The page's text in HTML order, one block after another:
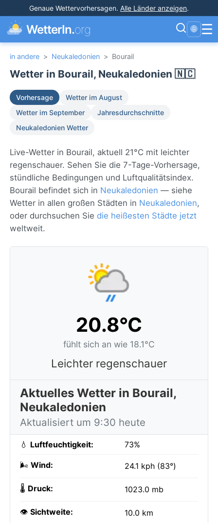
Genaue Wettervorhersagen. Alle Länder anzeigen.
WetterIn.org 🌐 ☰
in andere > Neukaledonien > Bourail
Wetter in Bourail, Neukaledonien 🇳🇨
Vorhersage
Wetter im August
Wetter im September
Jahresdurchschnitte
Neukaledonien Wetter
Live-Wetter in Bourail, aktuell 21°C mit leichter
regenschauer. Sehen Sie die 7-Tage-Vorhersage,
stündliche Bedingungen und Luftqualitätsindex.
Bourail befindet sich in Neukaledonien — siehe
Wetter in allen großen Städten in Neukaledonien,
oder durchsuchen Sie die heißesten Städte jetzt
weltweit.
20.8°C
fühlt sich an wie 18.1°C
Leichter regenschauer
Aktuelles Wetter in Bourail,
Neukaledonien
Aktualisiert um 9:30 heute
💧 Luftfeuchtigkeit: 73%
🌬️ Wind: 24.1 kph (83°)
🌡️ Druck: 1023.0 mb
👁️ Sichtweite: 10.0 km